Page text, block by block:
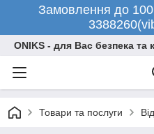
Замовлення до
ONIKS - для Вас безпека та
Товари та послуги